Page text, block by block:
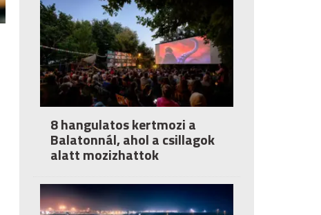
8 hangulatos kertmozi a
Balatonnál, ahol a csillagok
alatt mozizhattok